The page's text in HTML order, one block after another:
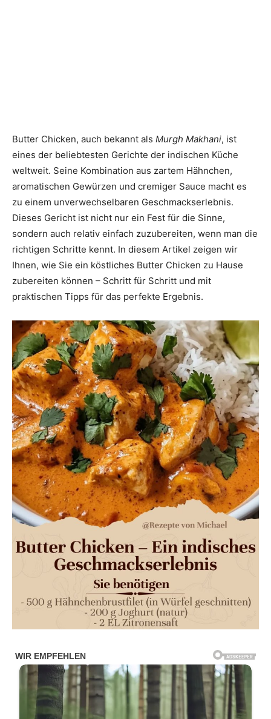
Butter Chicken, auch bekannt als Murgh Makhani, ist
eines der beliebtesten Gerichte der indischen Küche
weltweit. Seine Kombination aus zartem Hähnchen,
aromatischen Gewürzen und cremiger Sauce macht es
zu einem unverwechselbaren Geschmackserlebnis.
Dieses Gericht ist nicht nur ein Fest für die Sinne,
sondern auch relativ einfach zuzubereiten, wenn man die
richtigen Schritte kennt. In diesem Artikel zeigen wir
Ihnen, wie Sie ein köstliches Butter Chicken zu Hause
zubereiten können – Schritt für Schritt und mit
praktischen Tipps für das perfekte Ergebnis.